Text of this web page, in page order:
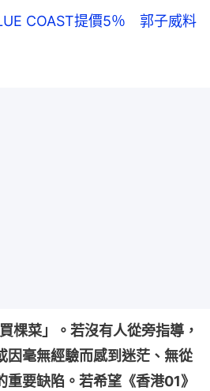
COAST提價5％ 郭子威料
棵菜」。若沒有人從旁指導，
因毫無經驗而感到迷茫、無從
重要缺陷。若希望《香港01》